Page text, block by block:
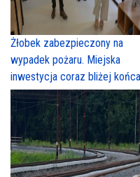
Żłobek zabezpieczony na
wypadek pożaru. Miejska
inwestycja coraz bliżej końca